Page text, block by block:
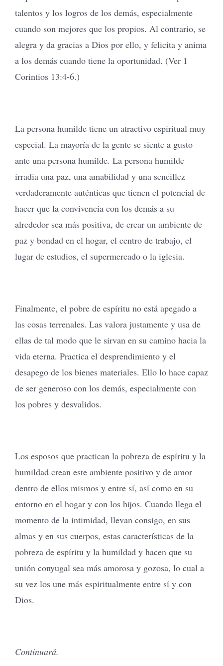
talentos y los logros de los demás, especialmente
cuando son mejores que los propios. Al contrario, se
alegra y da gracias a Dios por ello, y felicita y anima
a los demás cuando tiene la oportunidad. (Ver 1
Corintios 13:4-6.)
La persona humilde tiene un atractivo espiritual muy
especial. La mayoría de la gente se siente a gusto
ante una persona humilde. La persona humilde
irradia una paz, una amabilidad y una sencillez
verdaderamente auténticas que tienen el potencial de
hacer que la convivencia con los demás a su
alrededor sea más positiva, de crear un ambiente de
paz y bondad en el hogar, el centro de trabajo, el
lugar de estudios, el supermercado o la iglesia.
Finalmente, el pobre de espíritu no está apegado a
las cosas terrenales. Las valora justamente y usa de
ellas de tal modo que le sirvan en su camino hacia la
vida eterna. Practica el desprendimiento y el
desapego de los bienes materiales. Ello lo hace capaz
de ser generoso con los demás, especialmente con
los pobres y desvalidos.
Los esposos que practican la pobreza de espíritu y la
humildad crean este ambiente positivo y de amor
dentro de ellos mismos y entre sí, así como en su
entorno en el hogar y con los hijos. Cuando llega el
momento de la intimidad, llevan consigo, en sus
almas y en sus cuerpos, estas características de la
pobreza de espíritu y la humildad y hacen que su
unión conyugal sea más amorosa y gozosa, lo cual a
su vez los une más espiritualmente entre sí y con
Dios.
Continuará.